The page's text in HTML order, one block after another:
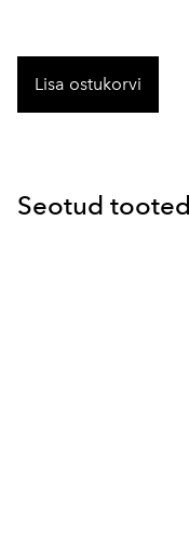
Lisa ostukorvi
Seotud tooted